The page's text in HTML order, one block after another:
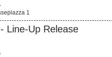
1
Line-Up Release